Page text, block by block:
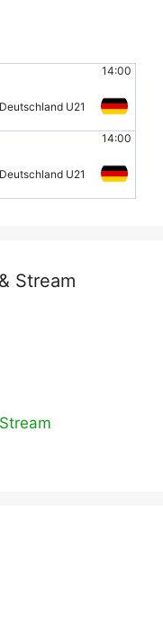
14:00
Deutschland U21
14:00
Deutschland U21
Stream